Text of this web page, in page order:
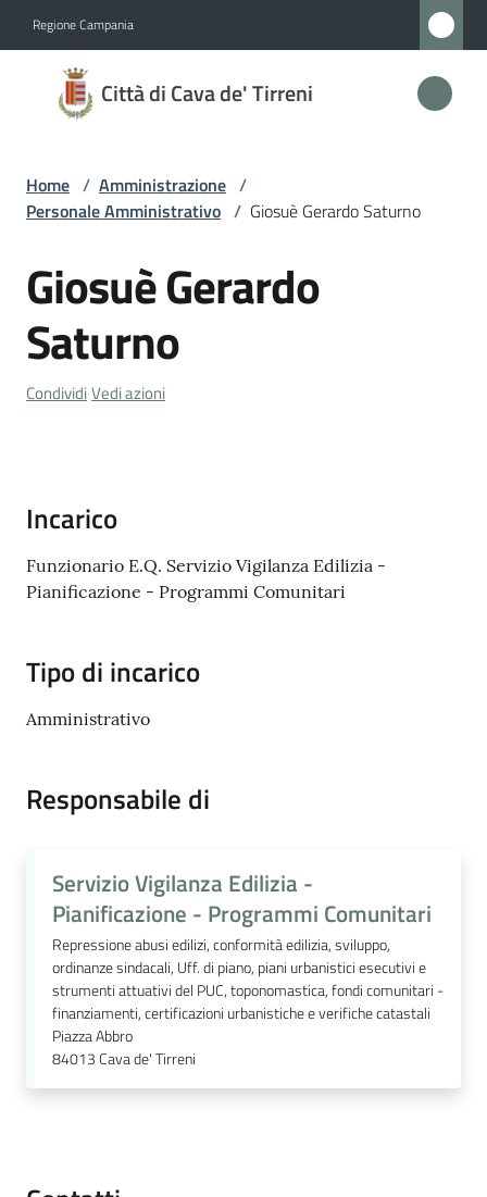
Regione Campania
Città di Cava de' Tirreni
Città
di
de'
Tirreni
Amministrazione
Menu selezionato
Novità
Cava
de'
Tirreni
Tutti
gli
Home / Amministrazione /
Personale Amministrativo / Giosuè Gerardo Saturno
Salta al contenuto
Giosuè Gerardo
Saturno
CondividiVedi azioni
Incarico
Funzionario E.Q. Servizio Vigilanza Edilizia -
Pianificazione - Programmi Comunitari
Tipo di incarico
Amministrativo
Responsabile di
Servizio Vigilanza Edilizia -
Pianificazione - Programmi Comunitari
Repressione abusi edilizi, conformità edilizia, sviluppo,
ordinanze sindacali, Uff. di piano, piani urbanistici esecutivi e
strumenti attuativi del PUC, toponomastica, fondi comunitari -
finanziamenti, certificazioni urbanistiche e verifiche catastali
Piazza Abbro
84013Cava de' Tirreni